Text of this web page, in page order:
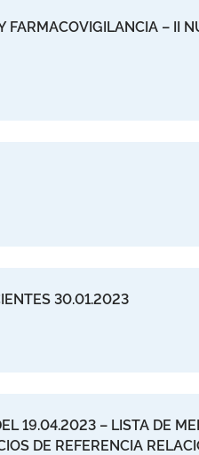
FARMACOVIGILANCIA – II
30.01.2023
19.04.2023 – LISTA DE
DE REFERENCIA